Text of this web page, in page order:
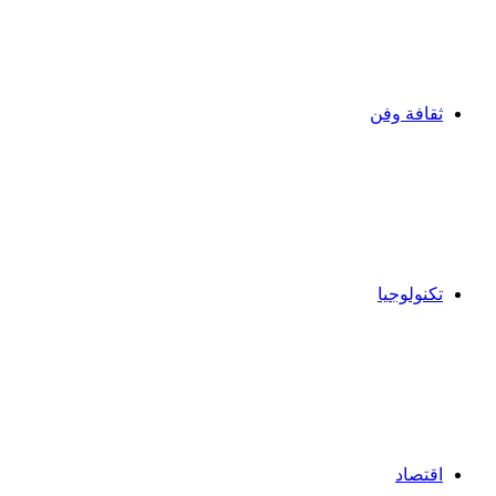
ثقافة وفن
تكنولوجيا
اقتصاد